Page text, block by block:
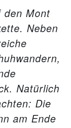
den Mont
Neben
Natürlich
Die
am Ende